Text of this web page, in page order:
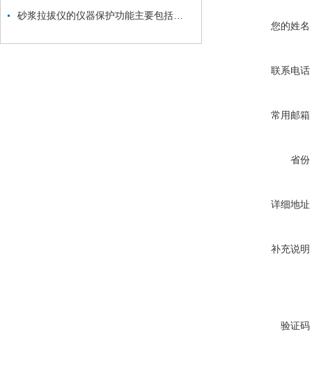
您的姓名
联系电话
常用邮箱
省份
详细地址
补充说明
验证码